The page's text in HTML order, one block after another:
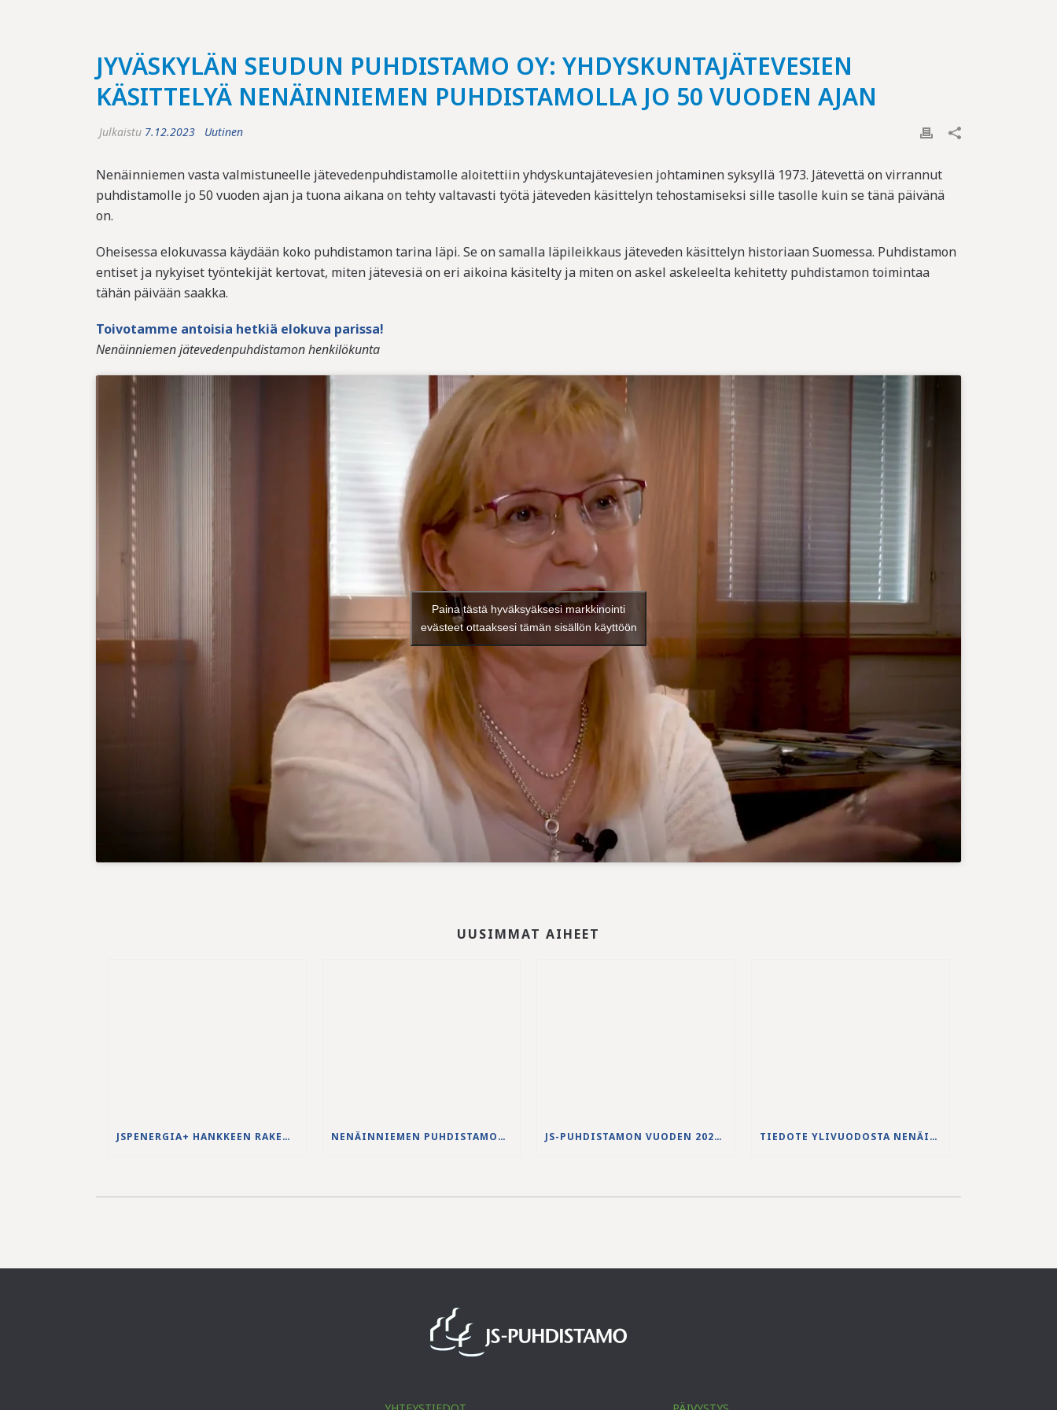
JYVÄSKYLÄN SEUDUN PUHDISTAMO OY: YHDYSKUNTAJÄTEVESIEN
KÄSITTELYÄ NENÄINNIEMEN PUHDISTAMOLLA JO 50 VUODEN AJAN
Julkaistu 7.12.2023 Uutinen
Nenäinniemen vasta valmistuneelle jätevedenpuhdistamolle aloitettiin yhdyskuntajätevesien johtaminen syksyllä 1973. Jätevettä on virrannut
puhdistamolle jo 50 vuoden ajan ja tuona aikana on tehty valtavasti työtä jäteveden käsittelyn tehostamiseksi sille tasolle kuin se tänä päivänä
on.
Oheisessa elokuvassa käydään koko puhdistamon tarina läpi. Se on samalla läpileikkaus jäteveden käsittelyn historiaan Suomessa. Puhdistamon
entiset ja nykyiset työntekijät kertovat, miten jätevesiä on eri aikoina käsitelty ja miten on askel askeleelta kehitetty puhdistamon toimintaa
tähän päivään saakka.
Toivotamme antoisia hetkiä elokuva parissa!
Nenäinniemen jätevedenpuhdistamon henkilökunta
Paina tästä hyväksyäksesi markkinointi
evästeet ottaaksesi tämän sisällön käyttöön
UUSIMMAT AIHEET
JSPENERGIA+ HANKKEEN RAKENNUSTYÖT KÄYNNISTYVÄT LOUHINTATÖILLÄ NENÄINNIEMEN PUHDISTAMON YLIVUODON 27.-28.5.2026 VESISTÖVAIKUTUKSET JS-PUHDISTAMON VUODEN 2025 VUOSIKERTOMUS ON JULKAISTU TIEDOTE YLIVUODOSTA NENÄINNIEMEN JÄTEVEDENPUHDISTAMOLLA